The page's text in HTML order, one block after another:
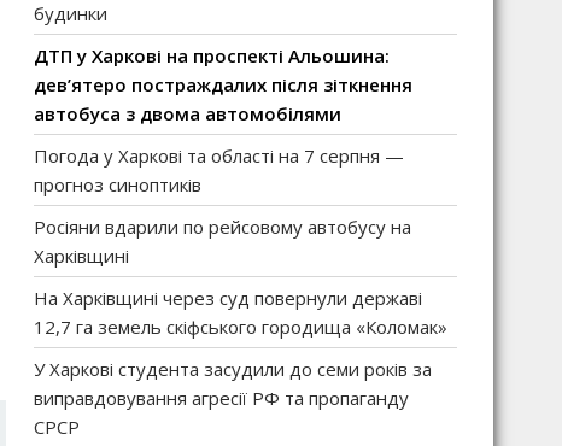
будинки
ДТП у Харкові на проспекті Альошина:
дев’ятеро постраждалих після зіткнення
автобуса з двома автомобілями
Погода у Харкові та області на 7 серпня —
прогноз синоптиків
Росіяни вдарили по рейсовому автобусу на
Харківщині
На Харківщині через суд повернули державі
12,7 га земель скіфського городища «Коломак»
У Харкові студента засудили до семи років за
виправдовування агресії РФ та пропаганду
СРСР